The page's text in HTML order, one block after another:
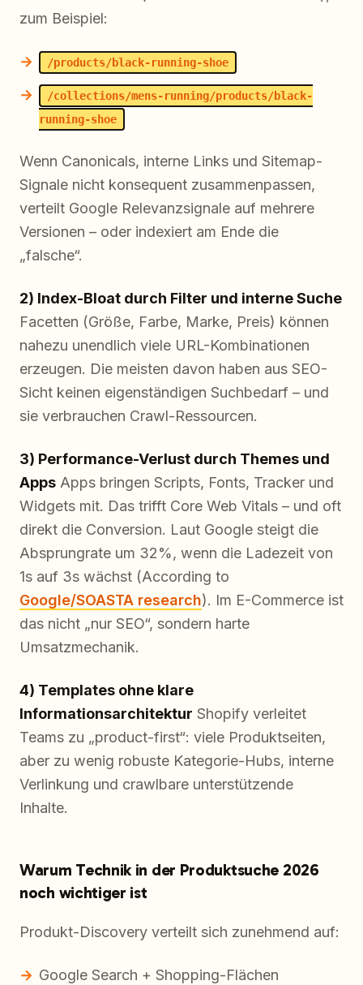
zum Beispiel:
/products/black-running-shoe
/collections/mens-running/products/black-
running-shoe
Wenn Canonicals, interne Links und Sitemap-
Signale nicht konsequent zusammenpassen,
verteilt Google Relevanzsignale auf mehrere
Versionen – oder indexiert am Ende die
„falsche“.
2) Index-Bloat durch Filter und interne Suche
Facetten (Größe, Farbe, Marke, Preis) können
nahezu unendlich viele URL-Kombinationen
erzeugen. Die meisten davon haben aus SEO-
Sicht keinen eigenständigen Suchbedarf – und
sie verbrauchen Crawl-Ressourcen.
3) Performance-Verlust durch Themes und
Apps Apps bringen Scripts, Fonts, Tracker und
Widgets mit. Das trifft Core Web Vitals – und oft
direkt die Conversion. Laut Google steigt die
Absprungrate um 32%, wenn die Ladezeit von
1s auf 3s wächst (According to
Google/SOASTA research). Im E-Commerce ist
das nicht „nur SEO“, sondern harte
Umsatzmechanik.
4) Templates ohne klare
Informationsarchitektur Shopify verleitet
Teams zu „product-first“: viele Produktseiten,
aber zu wenig robuste Kategorie-Hubs, interne
Verlinkung und crawlbare unterstützende
Inhalte.
Warum Technik in der Produktsuche 2026
noch wichtiger ist
Produkt-Discovery verteilt sich zunehmend auf:
Google Search + Shopping-Flächen